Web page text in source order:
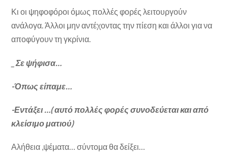
Κι οι ψηφοφόροι όμως πολλές φορές λειτουργούν
ανάλογα. Άλλοι μην αντέχοντας την πίεση και άλλοι για να
αποφύγουν τη γκρίνια.
_ Σε ψήφισα…
-Όπως είπαμε…
-Εντάξει …( αυτό πολλές φορές συνοδεύεται και από
κλείσιμο ματιού)
Αλήθεια ,ψέματα… σύντομα θα δείξει…